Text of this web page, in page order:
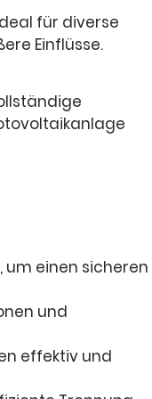
für diverse
Einflüsse.
einen sicheren
und
effektiv und